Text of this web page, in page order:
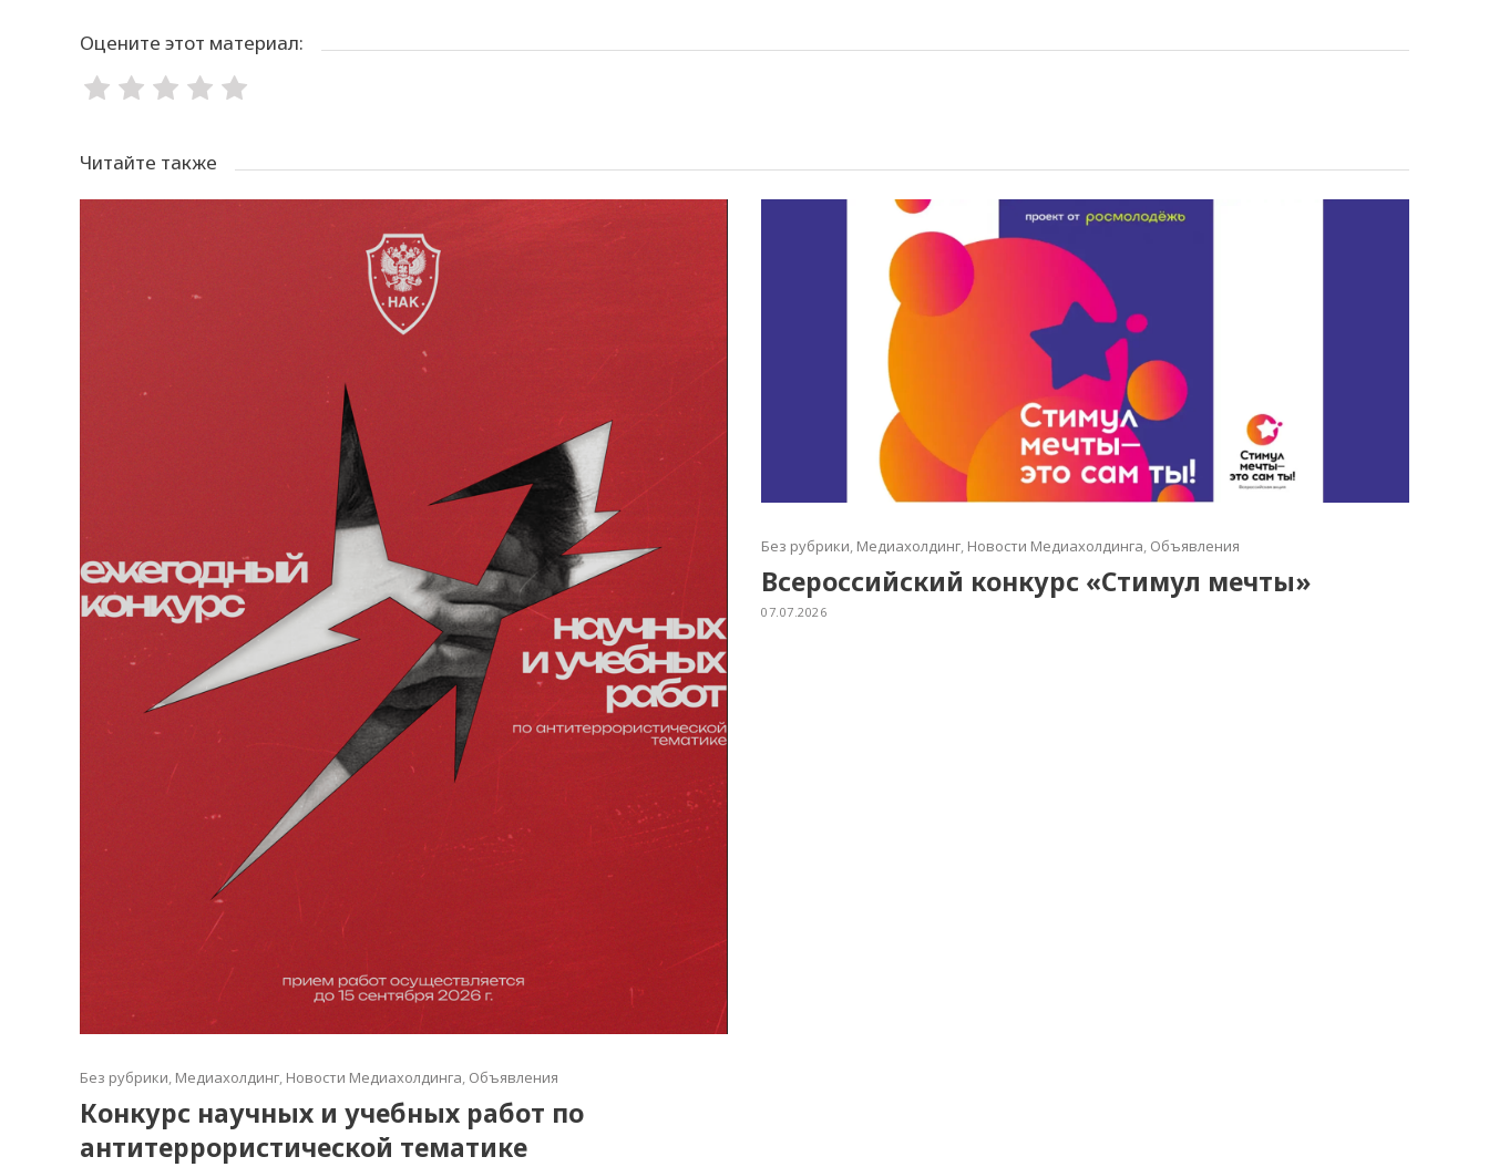
Оцените этот материал:
Читайте также
Без рубрики, Медиахолдинг, Новости Медиахолдинга, Объявления
Конкурс научных и учебных работ по
антитеррористической тематике
Без рубрики, Медиахолдинг, Новости Медиахолдинга, Объявления
Всероссийский конкурс «Стимул мечты»
07.07.2026